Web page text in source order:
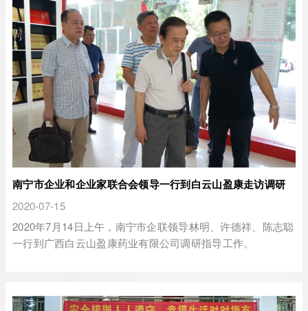
南宁市企业和企业家联合会领导一行到白云山盈康走访调研
2020-07-15
2020年7月14日上午，南宁市企联领导林明、许德祥、陈志聪
一行到广西白云山盈康药业有限公司调研指导工作。